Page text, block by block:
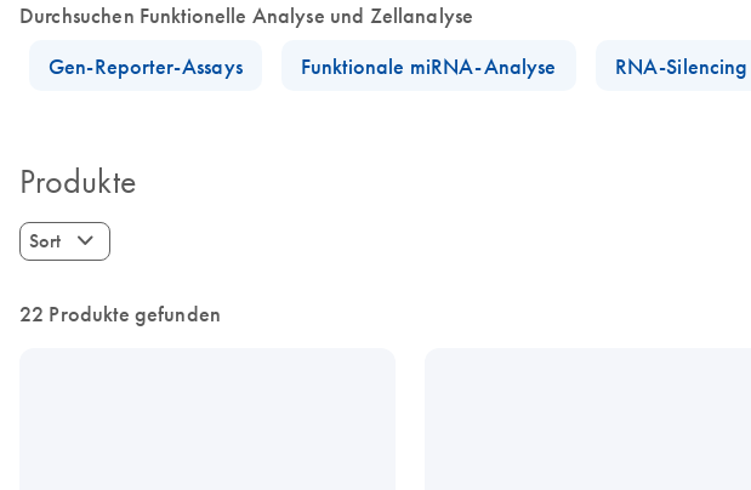
Durchsuchen Funktionelle Analyse und Zellanalyse
Gen-Reporter-Assays
Funktionale miRNA-Analyse RNA-Silencing
Produkte
Sort
22 Produkte gefunden